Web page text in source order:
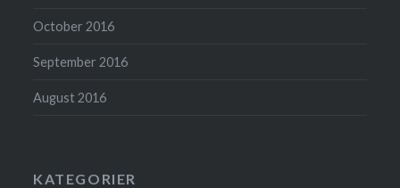
October 2016
September 2016
August 2016
KATEGORIER